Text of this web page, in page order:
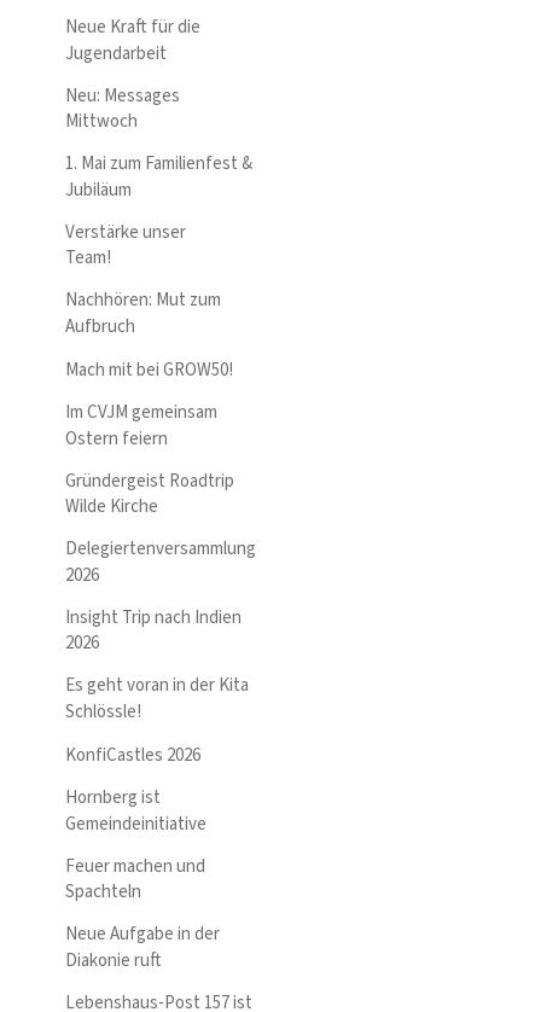
Neue Kraft für die
Jugendarbeit
Neu: Messages
Mittwoch
1. Mai zum Familienfest &
Jubiläum
Verstärke unser
Team!
Nachhören: Mut zum
Aufbruch
Mach mit bei GROW50!
Im CVJM gemeinsam
Ostern feiern
Gründergeist Roadtrip
Wilde Kirche
Delegiertenversammlung
2026
Insight Trip nach Indien
2026
Es geht voran in der Kita
Schlössle!
KonfiCastles 2026
Hornberg ist
Gemeindeinitiative
Feuer machen und
Spachteln
Neue Aufgabe in der
Diakonie ruft
Lebenshaus-Post 157 ist